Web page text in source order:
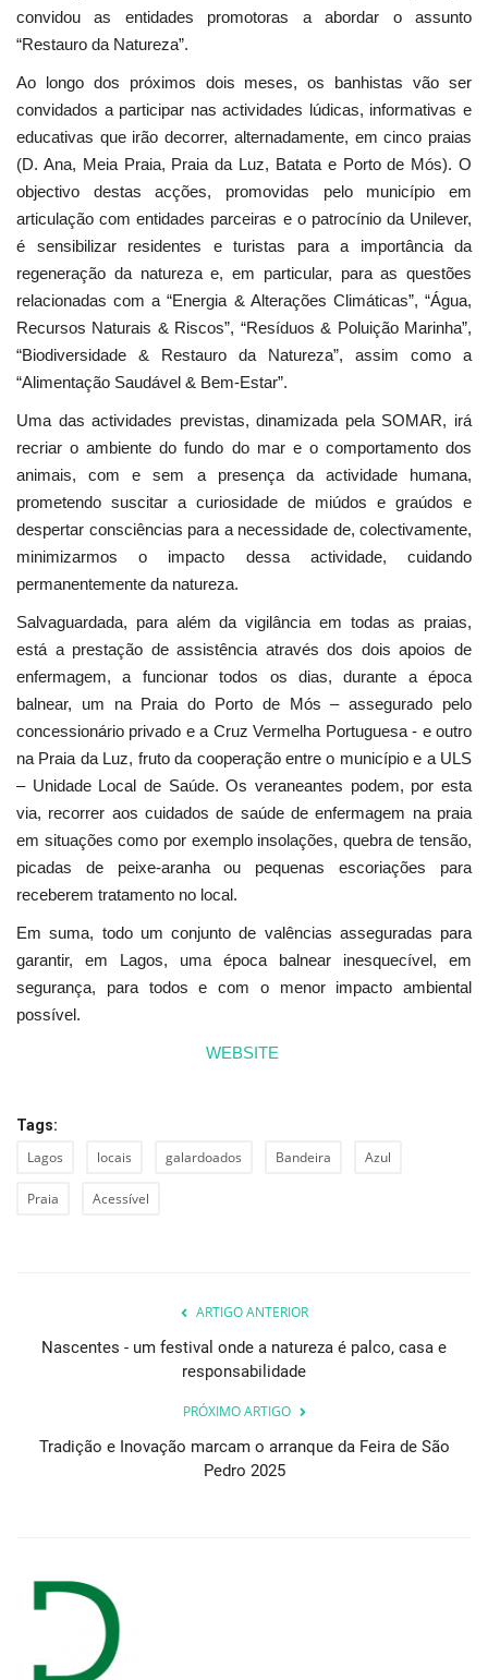
convidou as entidades promotoras a abordar o assunto
“Restauro da Natureza”.
Ao longo dos próximos dois meses, os banhistas vão ser
convidados a participar nas actividades lúdicas, informativas e
educativas que irão decorrer, alternadamente, em cinco praias
(D. Ana, Meia Praia, Praia da Luz, Batata e Porto de Mós). O
objectivo destas acções, promovidas pelo município em
articulação com entidades parceiras e o patrocínio da Unilever,
é sensibilizar residentes e turistas para a importância da
regeneração da natureza e, em particular, para as questões
relacionadas com a “Energia & Alterações Climáticas”, “Água,
Recursos Naturais & Riscos”, “Resíduos & Poluição Marinha”,
“Biodiversidade & Restauro da Natureza”, assim como a
“Alimentação Saudável & Bem-Estar”.
Uma das actividades previstas, dinamizada pela SOMAR, irá
recriar o ambiente do fundo do mar e o comportamento dos
animais, com e sem a presença da actividade humana,
prometendo suscitar a curiosidade de miúdos e graúdos e
despertar consciências para a necessidade de, colectivamente,
minimizarmos o impacto dessa actividade, cuidando
permanentemente da natureza.
Salvaguardada, para além da vigilância em todas as praias,
está a prestação de assistência através dos dois apoios de
enfermagem, a funcionar todos os dias, durante a época
balnear, um na Praia do Porto de Mós – assegurado pelo
concessionário privado e a Cruz Vermelha Portuguesa - e outro
na Praia da Luz, fruto da cooperação entre o município e a ULS
– Unidade Local de Saúde. Os veraneantes podem, por esta
via, recorrer aos cuidados de saúde de enfermagem na praia
em situações como por exemplo insolações, quebra de tensão,
picadas de peixe-aranha ou pequenas escoriações para
receberem tratamento no local.
Em suma, todo um conjunto de valências asseguradas para
garantir, em Lagos, uma época balnear inesquecível, em
segurança, para todos e com o menor impacto ambiental
possível.
WEBSITE
Tags:
Lagos locais galardoados Bandeira Azul
Praia Acessível
ARTIGO ANTERIOR
Nascentes - um festival onde a natureza é palco, casa e
responsabilidade
PRÓXIMO ARTIGO
Tradição e Inovação marcam o arranque da Feira de São
Pedro 2025